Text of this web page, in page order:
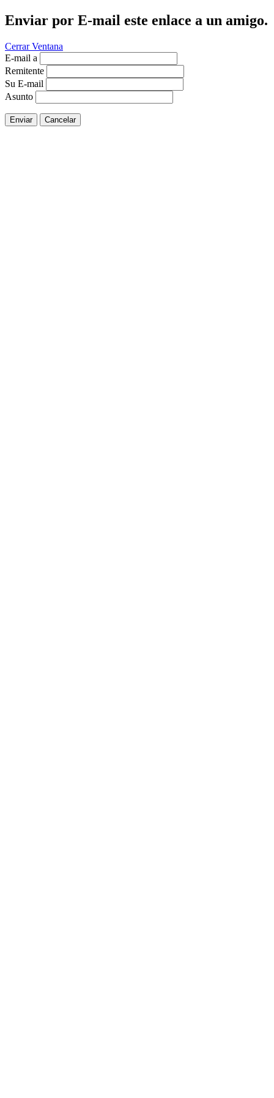
Enviar por E-mail este enlace a un amigo.
Cerrar Ventana
E-mail a
Remitente
Su E-mail
Asunto
Enviar Cancelar